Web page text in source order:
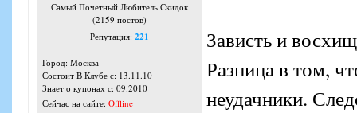
Самый Почетный Любитель Скидок
(2159 постов)
Репутация:221
Город: Москва
Состоит В Клубе с: 13.11.10
Знает о купонах с: 09.2010
Сейчас на сайте: Offline
Зависть и
Разница в том,
неудачники.